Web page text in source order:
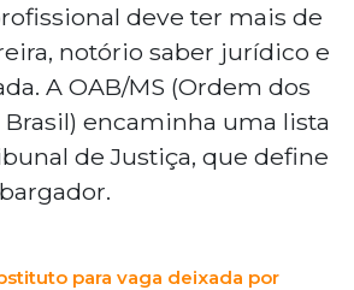
ter mais de 10 anos de
saber jurídico e
A OAB/MS enviará lista
para definição do
Enquanto isso, o juiz
Façanha foi convocado
câmaras cíveis.
deve ter mais de
notório saber jurídico e
A OAB/MS (Ordem dos
encaminha uma lista
de Justiça, que define
para vaga deixada por